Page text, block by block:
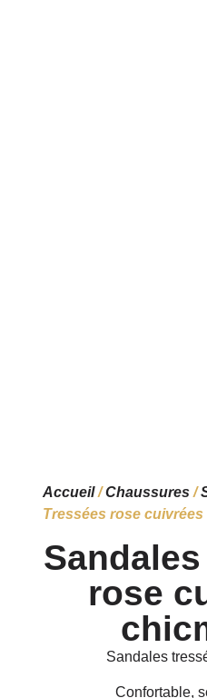
Accueil/Chaussures/
Tressées rose
rose
Sandales
Confortable,